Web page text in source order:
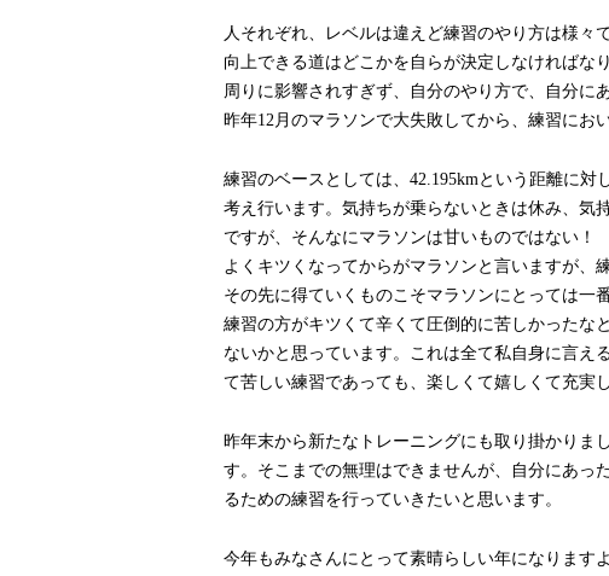
人それぞれ、レベルは違えど練習のやり方は様々
向上できる道はどこかを自らが決定しなければな
周りに影響されすぎず、自分のやり方で、自分に
昨年12月のマラソンで大失敗してから、練習にお
練習のベースとしては、42.195kmという距離に
考え行います。気持ちが乗らないときは休み、気
ですが、そんなにマラソンは甘いものではない！
よくキツくなってからがマラソンと言いますが、
その先に得ていくものこそマラソンにとっては一
練習の方がキツくて辛くて圧倒的に苦しかったな
ないかと思っています。これは全て私自身に言え
て苦しい練習であっても、楽しくて嬉しくて充実
昨年末から新たなトレーニングにも取り掛かりま
す。そこまでの無理はできませんが、自分にあっ
るための練習を行っていきたいと思います。
今年もみなさんにとって素晴らしい年になります